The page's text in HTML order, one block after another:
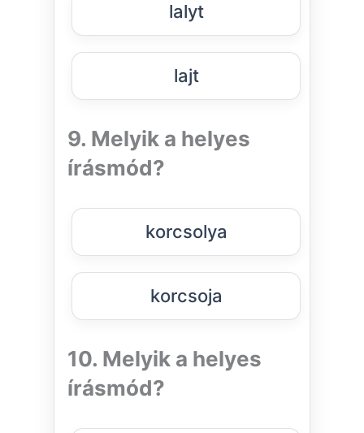
lalyt
lajt
9. Melyik a helyes
írásmód?
korcsolya
korcsoja
10. Melyik a helyes
írásmód?